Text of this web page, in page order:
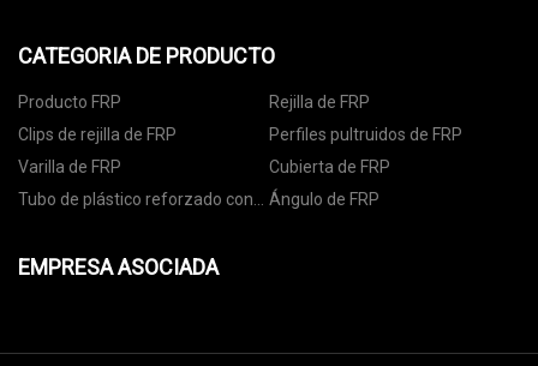
CATEGORIA DE PRODUCTO
Producto FRP
Rejilla de FRP
Clips de rejilla de FRP
Perfiles pultruidos de FRP
Varilla de FRP
Cubierta de FRP
Tubo de plástico reforzado con
Ángulo de FRP
EMPRESA ASOCIADA